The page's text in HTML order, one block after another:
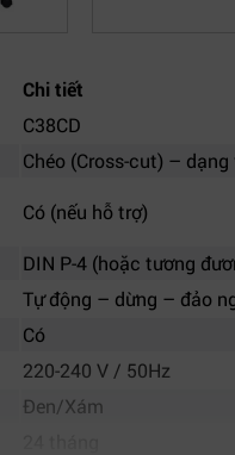
Chi tiết
C38CD
Chéo (Cross-cut) – dạng
Có (nếu hỗ trợ)
DIN P-4 (hoặc tương
Tự động – dừng – đảo
Có
220-240 V / 50Hz
Đen/Xám